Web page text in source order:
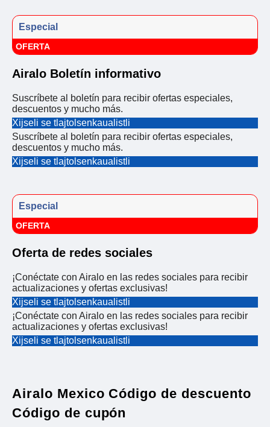
Especial
OFERTA
Airalo Boletín informativo
Suscríbete al boletín para recibir ofertas especiales,
descuentos y mucho más.
Xijseli se tlajtolsenkaualistli
Suscríbete al boletín para recibir ofertas especiales,
descuentos y mucho más.
Xijseli se tlajtolsenkaualistli
Especial
OFERTA
Oferta de redes sociales
¡Conéctate con Airalo en las redes sociales para recibir
actualizaciones y ofertas exclusivas!
Xijseli se tlajtolsenkaualistli
¡Conéctate con Airalo en las redes sociales para recibir
actualizaciones y ofertas exclusivas!
Xijseli se tlajtolsenkaualistli
Airalo Mexico Código de descuento
Código de cupón